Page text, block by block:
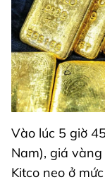
Vào lúc 5 giờ
Nam), giá
Kitco neo ở